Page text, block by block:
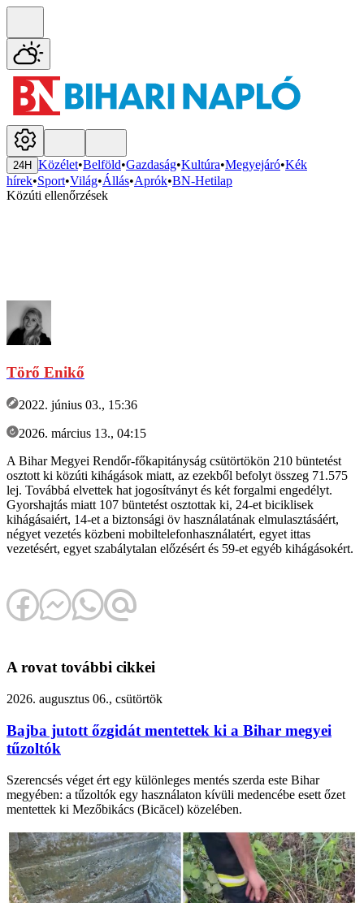
24H Közélet•Belföld•Gazdaság•Kultúra•Megyejáró•Kék
hírek•Sport•Világ•Állás•Aprók•BN-Hetilap
Közúti ellenőrzések
Törő Enikő
2022. június 03., 15:36
2026. március 13., 04:15
A Bihar Megyei Rendőr-főkapitányság csütörtökön 210 büntetést
osztott ki közúti kihágások miatt, az ezekből befolyt összeg 71.575
lej. Továbbá elvettek hat jogosítványt és két forgalmi engedélyt.
Gyorshajtás miatt 107 büntetést osztottak ki, 24-et biciklisek
kihágásaiért, 14-et a biztonsági öv használatának elmulasztásáért,
négyet vezetés közbeni mobiltelefonhasználatért, egyet ittas
vezetésért, egyet szabálytalan előzésért és 59-et egyéb kihágásokért.
A rovat további cikkei
2026. augusztus 06., csütörtök
Bajba jutott őzgidát mentettek ki a Bihar megyei
tűzoltók
Szerencsés véget ért egy különleges mentés szerda este Bihar
megyében: a tűzoltók egy használaton kívüli medencébe esett őzet
mentettek ki Mezőbikács (Bicăcel) közelében.